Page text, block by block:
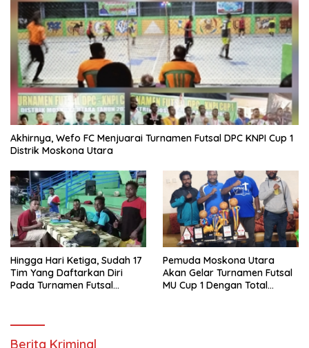
Akhirnya, Wefo FC Menjuarai Turnamen Futsal DPC KNPI Cup 1
Distrik Moskona Utara
Hingga Hari Ketiga, Sudah 17
Tim Yang Daftarkan Diri
Pada Turnamen Futsal
Pemuda Moskona Utara
Akan Gelar Turnamen Futsal
MU Cup 1 Dengan Total
Berita Kriminal